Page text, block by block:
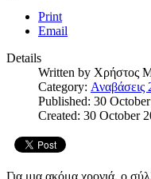
Print
Email
Details
Written by Χρήστος
Category: Αναβάσεις
Published: 30
Created: 30 October